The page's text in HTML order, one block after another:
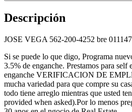
Descripción
JOSE VEGA 562-200-4252 bre
Si se puede lo que digo, Programa
3.5% de enganche. Prestamos para self
enganche VERIFICACION DE
mucha variedad para que compre su
todo tiene arreglo mientras que usted
provided when asked).Por lo menos